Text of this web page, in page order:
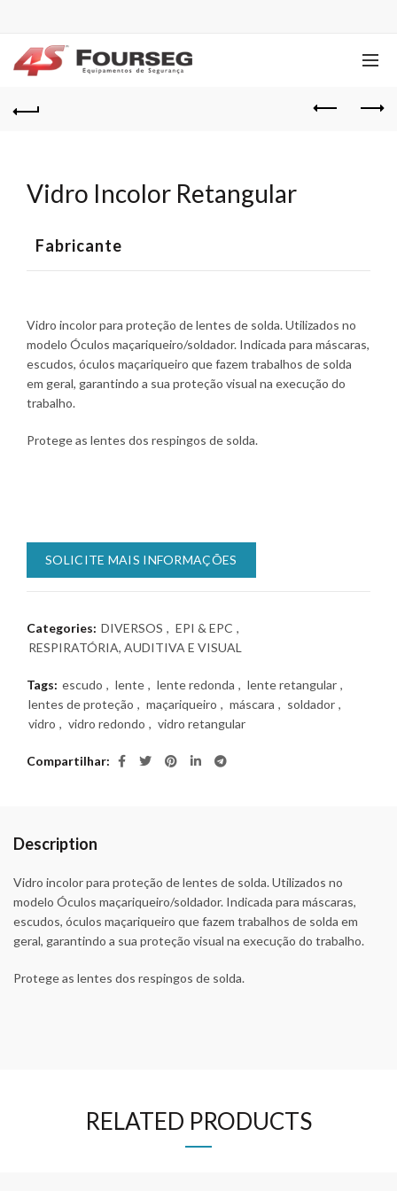
Vidro Incolor Retangular
Fabricante
Vidro incolor para proteção de lentes de solda. Utilizados no
modelo Óculos maçariqueiro/soldador. Indicada para máscaras,
escudos, óculos maçariqueiro que fazem trabalhos de solda
em geral, garantindo a sua proteção visual na execução do
trabalho.
Protege as lentes dos respingos de solda.
SOLICITE MAIS INFORMAÇÕES
Categories: DIVERSOS , EPI & EPC ,
RESPIRATÓRIA, AUDITIVA E VISUAL
Tags: escudo , lente , lente redonda , lente retangular ,
lentes de proteção , maçariqueiro , máscara , soldador ,
vidro , vidro redondo , vidro retangular
Compartilhar
Description
Vidro incolor para proteção de lentes de solda. Utilizados no
modelo Óculos maçariqueiro/soldador. Indicada para máscaras,
escudos, óculos maçariqueiro que fazem trabalhos de solda em
geral, garantindo a sua proteção visual na execução do trabalho.
Protege as lentes dos respingos de solda.
RELATED PRODUCTS